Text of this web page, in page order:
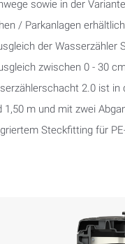
sowie in der
/ Parkanlagen
der Wasserzähler
zwischen 0 - 30
2.0 ist in
1,50 m und mit zwei
Steckfitting für